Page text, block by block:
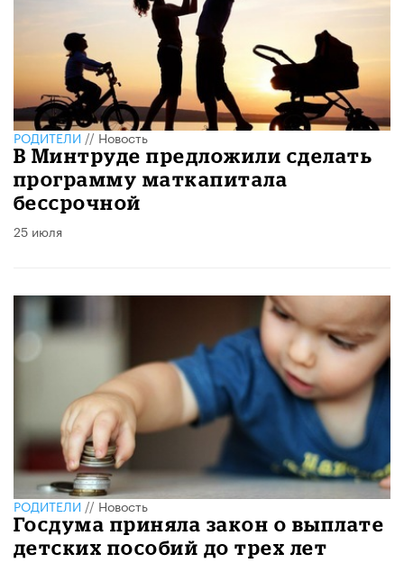
РОДИТЕЛИ//Новость
В Минтруде предложили сделать
программу маткапитала
бессрочной
25 июля
РОДИТЕЛИ//Новость
Госдума приняла закон о выплате
детских пособий до трех лет